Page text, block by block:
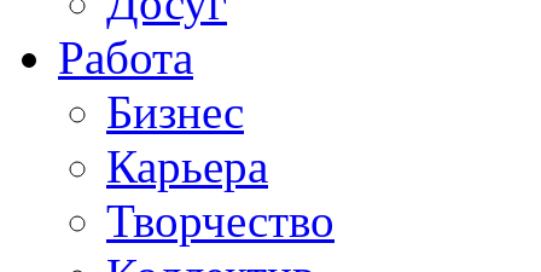
Работа
Бизнес
Карьера
Творчество